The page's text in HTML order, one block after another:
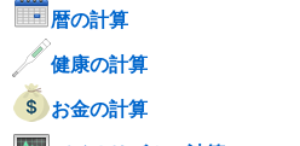
暦の計算
健康の計算
お金の計算